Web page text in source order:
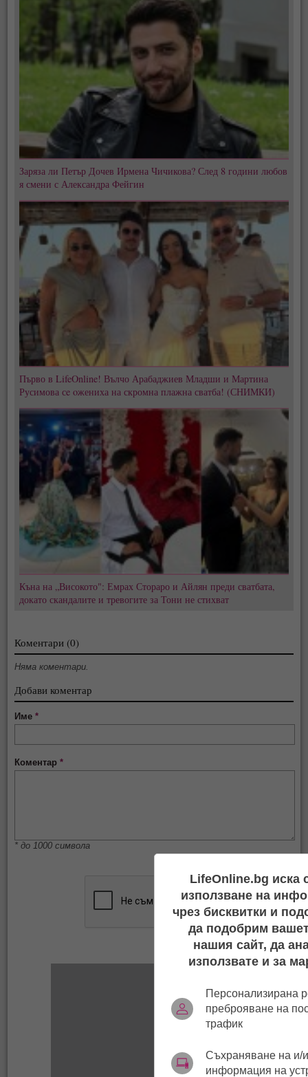
Заряза ли Петър Дочев Ирмена Чичикова? След 8 години любов
я смени с Александра Фейгин
Първо в LifeOnline! Вълчо Арабаджиев Младши и Мартина
Русимова сe oжениха на скромна плажна сватба! (СНИМКИ)
Къна на „Високото": Емрах Стораро и Айлян преди сватбата,
докато скандалите и тревогите за Тони не стихват
Коментари (0)
Няма коментари.
Добави коментар
Име*
Коментар*
* до 1000 символа
LifeOnline.bg иска
използване на
чрез бисквитки и
да подобрим
нашия сайт, да
използвате и за
Персонализирана
преброяване на
трафик
Съхраняване на и/
информация на